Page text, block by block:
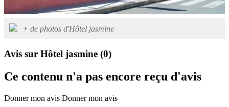
+ de photos d'Hôtel jasmine
Avis sur Hôtel jasmine (0)
Ce contenu n'a pas encore reçu d'avis
Donner mon avis Donner mon avis